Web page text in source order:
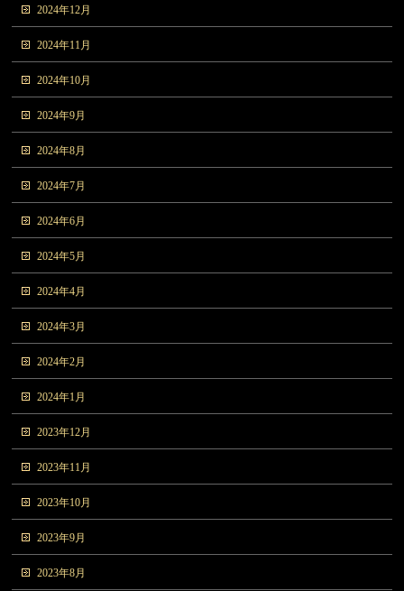
2024年12月
2024年11月
2024年10月
2024年9月
2024年8月
2024年7月
2024年6月
2024年5月
2024年4月
2024年3月
2024年2月
2024年1月
2023年12月
2023年11月
2023年10月
2023年9月
2023年8月